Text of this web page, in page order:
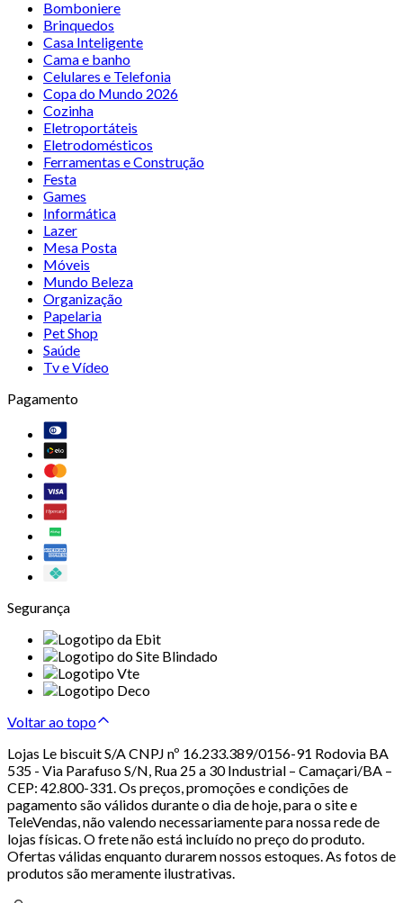
Bomboniere
Brinquedos
Casa Inteligente
Cama e banho
Celulares e Telefonia
Copa do Mundo 2026
Cozinha
Eletroportáteis
Eletrodomésticos
Ferramentas e Construção
Festa
Games
Informática
Lazer
Mesa Posta
Móveis
Mundo Beleza
Organização
Papelaria
Pet Shop
Saúde
Tv e Vídeo
Pagamento
Segurança
Voltar ao topo
Lojas Le biscuit S/A CNPJ nº 16.233.389/0156-91 Rodovia BA
535 - Via Parafuso S/N, Rua 25 a 30 Industrial – Camaçari/BA –
CEP: 42.800-331. Os preços, promoções e condições de
pagamento são válidos durante o dia de hoje, para o site e
TeleVendas, não valendo necessariamente para nossa rede de
lojas físicas. O frete não está incluído no preço do produto.
Ofertas válidas enquanto durarem nossos estoques. As fotos de
produtos são meramente ilustrativas.